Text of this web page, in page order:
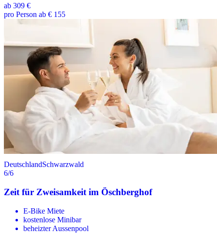
ab 309 €
pro Person ab € 155
DeutschlandSchwarzwald
6/6
Zeit für Zweisamkeit im Öschberghof
E-Bike Miete
kostenlose Minibar
beheizter Aussenpool